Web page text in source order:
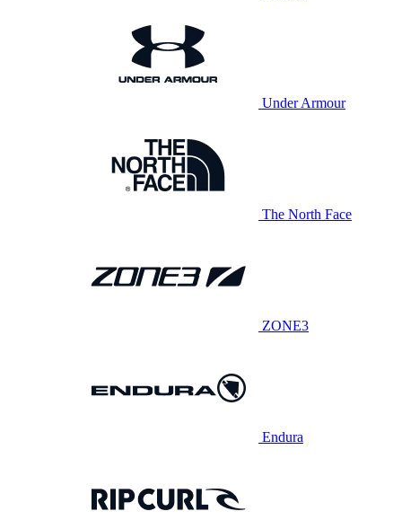
Under Armour
The North Face
ZONE3
Endura